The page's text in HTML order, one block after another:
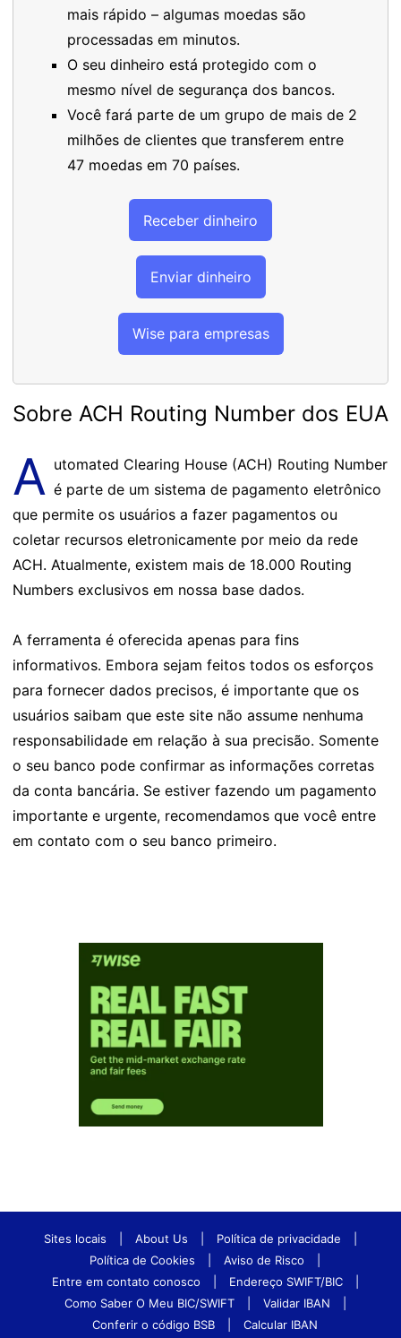
mais rápido – algumas moedas são
processadas em minutos.
O seu dinheiro está protegido com o
mesmo nível de segurança dos bancos.
Você fará parte de um grupo de mais de 2
milhões de clientes que transferem entre
47 moedas em 70 países.
Receber dinheiro
Enviar dinheiro
Wise para empresas
Sobre ACH Routing Number dos EUA
A utomated Clearing House (ACH) Routing Number
é parte de um sistema de pagamento eletrônico
que permite os usuários a fazer pagamentos ou
coletar recursos eletronicamente por meio da rede
ACH. Atualmente, existem mais de 18.000 Routing
Numbers exclusivos em nossa base dados.
A ferramenta é oferecida apenas para fins
informativos. Embora sejam feitos todos os esforços
para fornecer dados precisos, é importante que os
usuários saibam que este site não assume nenhuma
responsabilidade em relação à sua precisão. Somente
o seu banco pode confirmar as informações corretas
da conta bancária. Se estiver fazendo um pagamento
importante e urgente, recomendamos que você entre
em contato com o seu banco primeiro.
Sites locais About Us Política de privacidade
Política de Cookies
Aviso de Risco
Entre em contato conosco
Endereço SWIFT/BIC
Como Saber O Meu BIC/SWIFT
Validar IBAN
Conferir o código BSB
Calcular IBAN